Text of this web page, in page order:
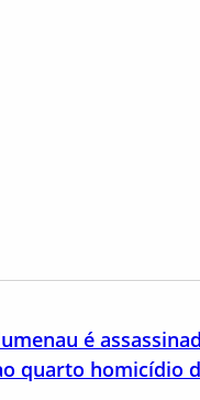
é
quarto homicídio